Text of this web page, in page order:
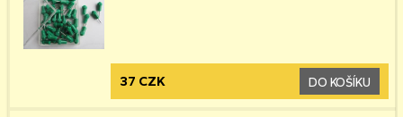
37 CZK DO KOŠÍKU